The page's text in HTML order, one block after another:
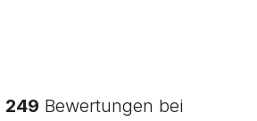
249 Bewertungen bei